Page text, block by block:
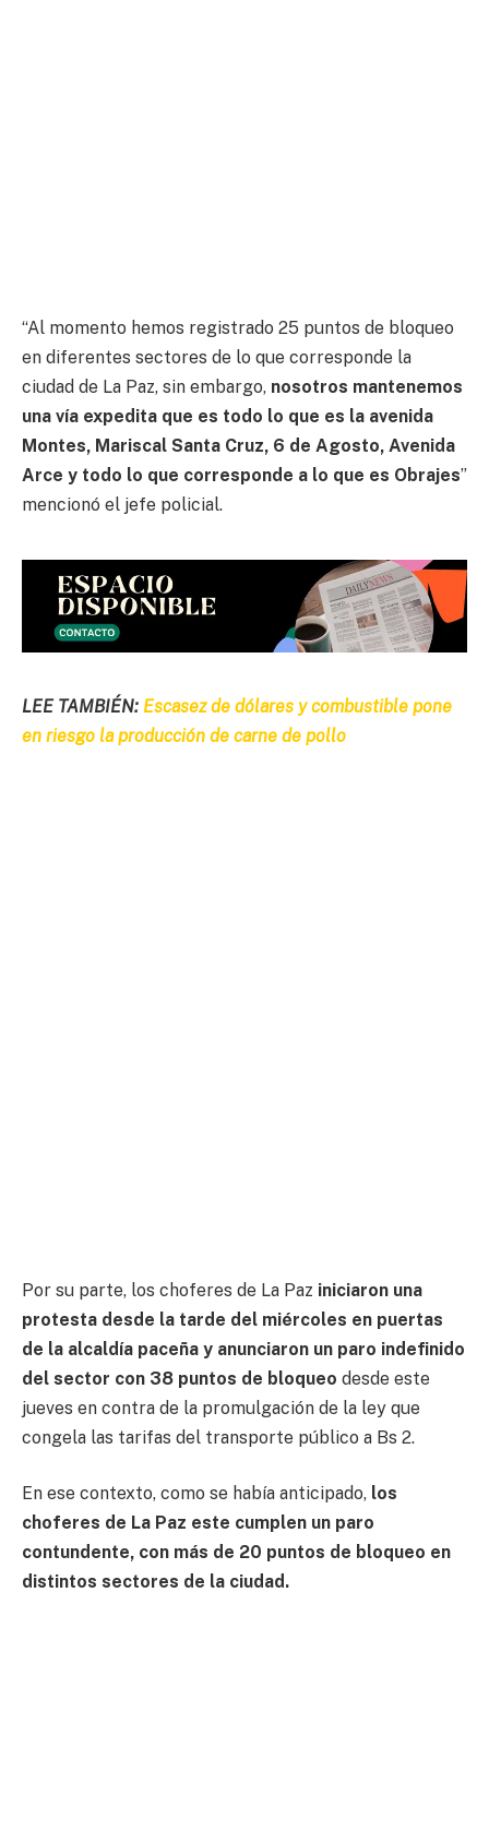
“Al momento hemos registrado 25 puntos de bloqueo
en diferentes sectores de lo que corresponde la
ciudad de La Paz, sin embargo, nosotros mantenemos
una vía expedita que es todo lo que es la avenida
Montes, Mariscal Santa Cruz, 6 de Agosto, Avenida
Arce y todo lo que corresponde a lo que es Obrajes”
mencionó el jefe policial.
LEE TAMBIÉN: Escasez de dólares y combustible pone
en riesgo la producción de carne de pollo
Por su parte, los choferes de La Paz iniciaron una
protesta desde la tarde del miércoles en puertas
de la alcaldía paceña y anunciaron un paro indefinido
del sector con 38 puntos de bloqueo desde este
jueves en contra de la promulgación de la ley que
congela las tarifas del transporte público a Bs 2.
En ese contexto, como se había anticipado, los
choferes de La Paz este cumplen un paro
contundente, con más de 20 puntos de bloqueo en
distintos sectores de la ciudad.